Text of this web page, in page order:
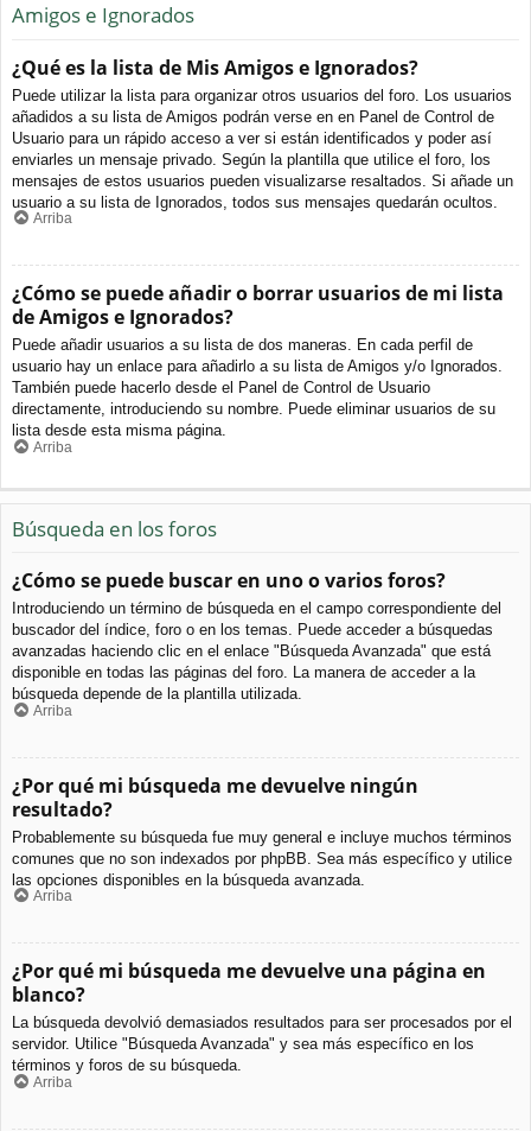
Amigos e Ignorados
¿Qué es la lista de Mis Amigos e Ignorados?
Puede utilizar la lista para organizar otros usuarios del foro. Los usuarios
añadidos a su lista de Amigos podrán verse en en Panel de Control de
Usuario para un rápido acceso a ver si están identificados y poder así
enviarles un mensaje privado. Según la plantilla que utilice el foro, los
mensajes de estos usuarios pueden visualizarse resaltados. Si añade un
usuario a su lista de Ignorados, todos sus mensajes quedarán ocultos.
Arriba
¿Cómo se puede añadir o borrar usuarios de mi lista
de Amigos e Ignorados?
Puede añadir usuarios a su lista de dos maneras. En cada perfil de
usuario hay un enlace para añadirlo a su lista de Amigos y/o Ignorados.
También puede hacerlo desde el Panel de Control de Usuario
directamente, introduciendo su nombre. Puede eliminar usuarios de su
lista desde esta misma página.
Arriba
Búsqueda en los foros
¿Cómo se puede buscar en uno o varios foros?
Introduciendo un término de búsqueda en el campo correspondiente del
buscador del índice, foro o en los temas. Puede acceder a búsquedas
avanzadas haciendo clic en el enlace "Búsqueda Avanzada" que está
disponible en todas las páginas del foro. La manera de acceder a la
búsqueda depende de la plantilla utilizada.
Arriba
¿Por qué mi búsqueda me devuelve ningún
resultado?
Probablemente su búsqueda fue muy general e incluye muchos términos
comunes que no son indexados por phpBB. Sea más específico y utilice
las opciones disponibles en la búsqueda avanzada.
Arriba
¿Por qué mi búsqueda me devuelve una página en
blanco?
La búsqueda devolvió demasiados resultados para ser procesados por el
servidor. Utilice "Búsqueda Avanzada" y sea más específico en los
términos y foros de su búsqueda.
Arriba